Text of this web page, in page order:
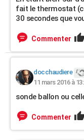
fait le thermostat
30 secondes que
Commenter
docchaudiere
11 mars 2016 à
sonde ballon ou
Commenter